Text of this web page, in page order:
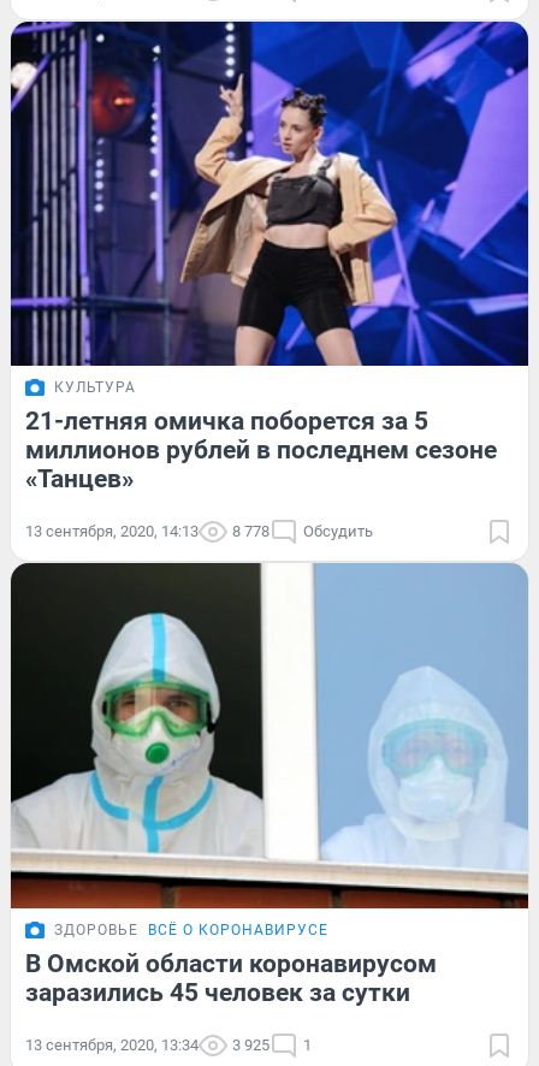
КУЛЬТУРА
21-летняя омичка поборется за 5
миллионов рублей в последнем сезоне
«Танцев»
13 сентября, 2020, 14:13 8 778 Обсудить
ЗДОРОВЬЕ ВСЁ О КОРОНАВИРУСЕ
В Омской области коронавирусом
заразились 45 человек за сутки
13 сентября, 2020, 13:34 3 925 1